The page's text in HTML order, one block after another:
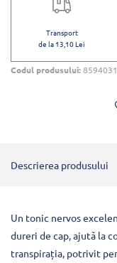
Transport
de la 13,10 Lei
Codul produsului:
Descrierea produsului
Un tonic nervos
dureri de cap, ajută la
transpirația, potrivit